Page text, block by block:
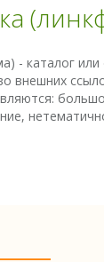
- каталог или
внешних